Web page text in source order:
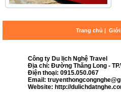
Trang chủ | Giới
Công ty Du lịch Nghệ Travel
Địa chỉ: Đường Thăng Long -
Điện thoại: 0915.050.067
Email:
Website: http://